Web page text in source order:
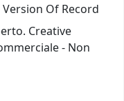
Of Record
Creative
- Non